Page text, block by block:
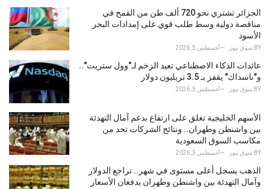
o
r
i
e
:
الجزائر تشتري نحو 720 ألف طن من القمح في
مناقصة دولية وسط طلب قوي على إمدادات البحر
الأسود
BY سوق نيوز أغسطس 5, 2026
عائدات الذكاء الاصطناعي تعيد الزخم لـ"وول ستريت"..
و"ناسداك" يقفز بـ 3.5 تريليون دولار
BY سوق نيوز أغسطس 5, 2026
الأسهم الخليجية تغلق على ارتفاع بدعم آمال التهدئة
بين واشنطن وطهران.. ونتائج الشركات تحد من
مكاسب السوق السعودية
BY سوق نيوز أغسطس 5, 2026
الذهب يسجل أعلى مستوى في شهر.. تراجع الدولار
وآمال التهدئة بين واشنطن وطهران يدفعان الأسعار